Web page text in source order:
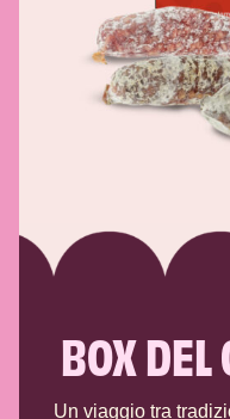
BOX DEL
Un viaggio tra